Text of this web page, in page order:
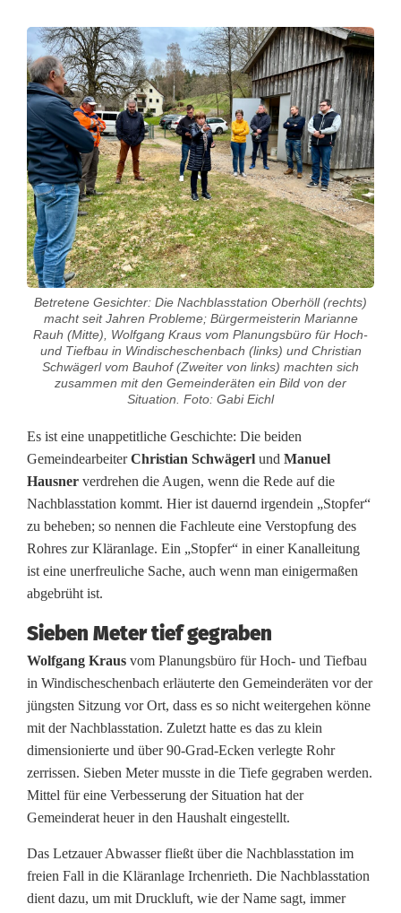
K
e
i
n
e
S
t
o
m
e
h
r
a
u
f
d
e
m
W
e
g
n
Betretene Gesichter: Die Nachblasstation Oberhöll (rechts)
macht seit Jahren Probleme; Bürgermeisterin Marianne
Rauh (Mitte), Wolfgang Kraus vom Planungsbüro für Hoch-
und Tiefbau in Windischeschenbach (links) und Christian
Schwägerl vom Bauhof (Zweiter von links) machten sich
zusammen mit den Gemeinderäten ein Bild von der
Situation. Foto: Gabi Eichl
Es ist eine unappetitliche Geschichte: Die beiden
GemeindearbeiterChristian Schwägerl und Manuel
Hausner verdrehen die Augen, wenn die Rede auf die
Nachblasstation kommt. Hier ist dauernd irgendein „Stopfer“
zu beheben; so nennen die Fachleute eine Verstopfung des
Rohres zur Kläranlage. Ein „Stopfer“ in einer Kanalleitung
ist eine unerfreuliche Sache, auch wenn man einigermaßen
abgebrüht ist.
Sieben Meter tief gegraben
Wolfgang Kraus vom Planungsbüro für Hoch- und Tiefbau
in Windischeschenbach erläuterte den Gemeinderäten vor der
jüngsten Sitzung vor Ort, dass es so nicht weitergehen könne
mit der Nachblasstation. Zuletzt hatte es das zu klein
dimensionierte und über 90-Grad-Ecken verlegte Rohr
zerrissen. Sieben Meter musste in die Tiefe gegraben werden.
Mittel für eine Verbesserung der Situation hat der
Gemeinderat heuer in den Haushalt eingestellt.
Das Letzauer Abwasser fließt über die Nachblasstation im
freien Fall in die Kläranlage Irchenrieth. Die Nachblasstation
dient dazu, um mit Druckluft, wie der Name sagt, immer